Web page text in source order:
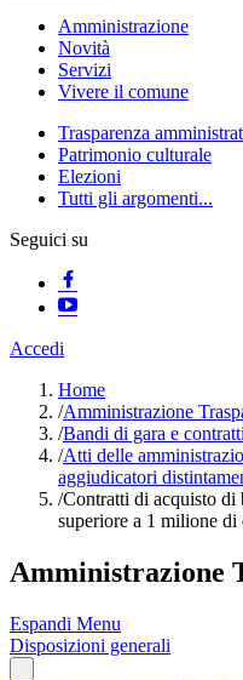
Amministrazione
Novità
Servizi
Vivere il comune
Trasparenza
Patrimonio culturale
Elezioni
Tutti gli argomenti...
Seguici su
Accedi
Home
/Amministrazione
/Bandi di gara e contratti
/Atti delle
aggiudicatori
/Contratti di acquisto di
superiore a 1 milione di
Amministrazione
Espandi Menu
Disposizioni generali